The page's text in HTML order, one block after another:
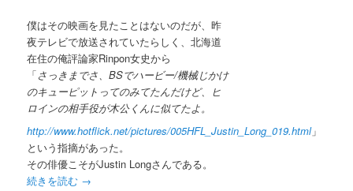
僕はその映画を見たことはないのだが、昨
夜テレビで放送されていたらしく、北海道
在住の俺評論家Rinpon女史から
「さっきまでさ、BSでハービー/機械じかけ
のキューピットってのみてたんだけど、ヒ
ロインの相手役が木公くんに似てたよ。
http://www.hotflick.net/pictures/005HFL_Justin_Long_019.html」
という指摘があった。
その俳優こそがJustin Longさんである。
続きを読む →